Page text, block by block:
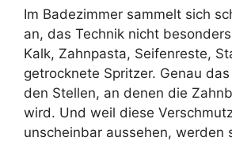
Im Badezimmer sammelt sich
an, das Technik nicht
Kalk, Zahnpasta, Seifenreste,
getrocknete Spritzer. Genau
den Stellen, an denen die
wird. Und weil diese
unscheinbar aussehen, werden